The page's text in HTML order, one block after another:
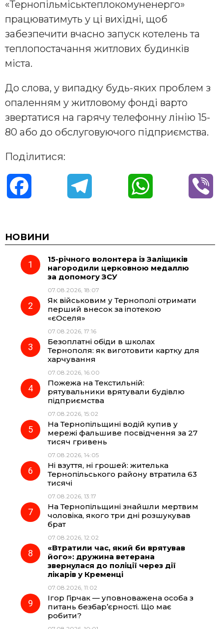
«Тернопільміськтеплокомуненерго»
працюватимуть у ці вихідні, щоб
забезпечити вчасно запуск котелень та
теплопостачання житлових будинків
міста.
До слова, у випадку будь-яких проблем з
опаленням у житловому фонді варто
звертатися на гарячу телефонну лінію 15-
80 або до обслуговуючого підприємства.
Поділитися:
c
e
o
k
e
g
r
a
m
t
A
НОВИНИ
15-річного волонтера із Заліщиків
нагородили церковною медаллю
за допомогу ЗСУ
07.08.2026, 18:07
Як військовим у Тернополі отримати
перший внесок за іпотекою
«єОселя»
07.08.2026, 17:16
Безоплатні обіди в школах
Тернополя: як виготовити картку для
харчування
07.08.2026, 16:00
Пожежа на Текстильній:
рятувальники врятували будівлю
підприємства
07.08.2026, 15:02
На Тернопільщині водій купив у
мережі фальшиве посвідчення за 27
тисяч гривень
07.08.2026, 14:05
Ні взуття, ні грошей: жителька
Тернопільського району втратила 63
тисячі
07.08.2026, 13:17
На Тернопільщині знайшли мертвим
чоловіка, якого три дні розшукував
брат
07.08.2026, 12:02
«Втратили час, який би врятував
його»: дружина ветерана
звернулася до поліції через дії
лікарів у Кременці
07.08.2026, 11:02
Ігор Гірчак — уповноважена особа з
питань безбар’єрності. Що має
робити?